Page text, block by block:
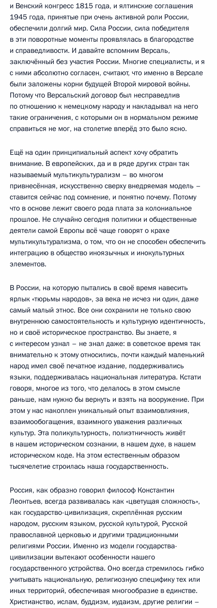
и Венский конгресс 1815 года, и ялтинские соглашения
1945 года, принятые при очень активной роли России,
обеспечили долгий мир. Сила России, сила победителя
в эти поворотные моменты проявлялась в благородстве
и справедливости. И давайте вспомним Версаль,
заключённый без участия России. Многие специалисты, и я
с ними абсолютно согласен, считают, что именно в Версале
были заложены корни будущей Второй мировой войны.
Потому что Версальский договор был несправедлив
по отношению к немецкому народу и накладывал на него
такие ограничения, с которыми он в нормальном режиме
справиться не мог, на столетие вперёд это было ясно.
Ещё на один принципиальный аспект хочу обратить
внимание. В европейских, да и в ряде других стран так
называемый мультикультурализм – во многом
привнесённая, искусственно сверху внедряемая модель –
ставится сейчас под сомнение, и понятно почему. Потому
что в основе лежит своего рода плата за колониальное
прошлое. Не случайно сегодня политики и общественные
деятели самой Европы всё чаще говорят о крахе
мультикультурализма, о том, что он не способен обеспечить
интеграцию в общество иноязычных и инокультурных
элементов.
В России, на которую пытались в своё время навесить
ярлык «тюрьмы народов», за века не исчез ни один, даже
самый малый этнос. Все они сохранили не только свою
внутреннюю самостоятельность и культурную идентичность,
но и своё историческое пространство. Вы знаете, я
с интересом узнал – не знал даже: в советское время так
внимательно к этому относились, почти каждый маленький
народ имел своё печатное издание, поддерживались
языки, поддерживалась национальная литература. Кстати
говоря, многое из того, что делалось в этом смысле
раньше, нам нужно бы вернуть и взять на вооружение. При
этом у нас накоплен уникальный опыт взаимовлияния,
взаимообогащения, взаимного уважения различных
культур. Эта поликультурность, полиэтничность живёт
в нашем историческом сознании, в нашем духе, в нашем
историческом коде. На этом естественным образом
тысячелетие строилась наша государственность.
Россия, как образно говорил философ Константин
Леонтьев, всегда развивалась как «цветущая сложность»,
как государство-цивилизация, скреплённая русским
народом, русским языком, русской культурой, Русской
православной церковью и другими традиционными
религиями России. Именно из модели государства-
цивилизации вытекают особенности нашего
государственного устройства. Оно всегда стремилось гибко
учитывать национальную, религиозную специфику тех или
иных территорий, обеспечивая многообразие в единстве.
Христианство, ислам, буддизм, иудаизм, другие религии –